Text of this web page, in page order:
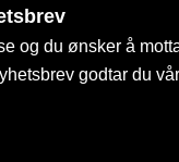
og du ønsker å
godtar du vår